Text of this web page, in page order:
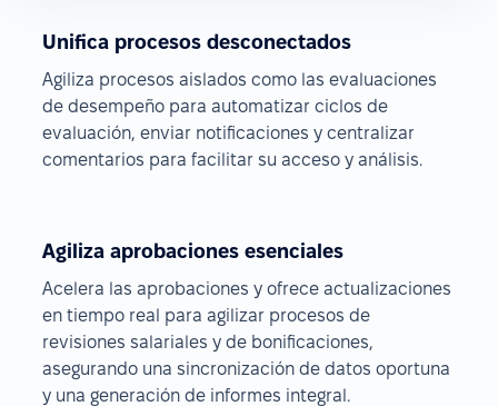
Unifica procesos desconectados
Agiliza procesos aislados como las evaluaciones
de desempeño para automatizar ciclos de
evaluación, enviar notificaciones y centralizar
comentarios para facilitar su acceso y análisis.
Agiliza aprobaciones esenciales
Acelera las aprobaciones y ofrece actualizaciones
en tiempo real para agilizar procesos de
revisiones salariales y de bonificaciones,
asegurando una sincronización de datos oportuna
y una generación de informes integral.